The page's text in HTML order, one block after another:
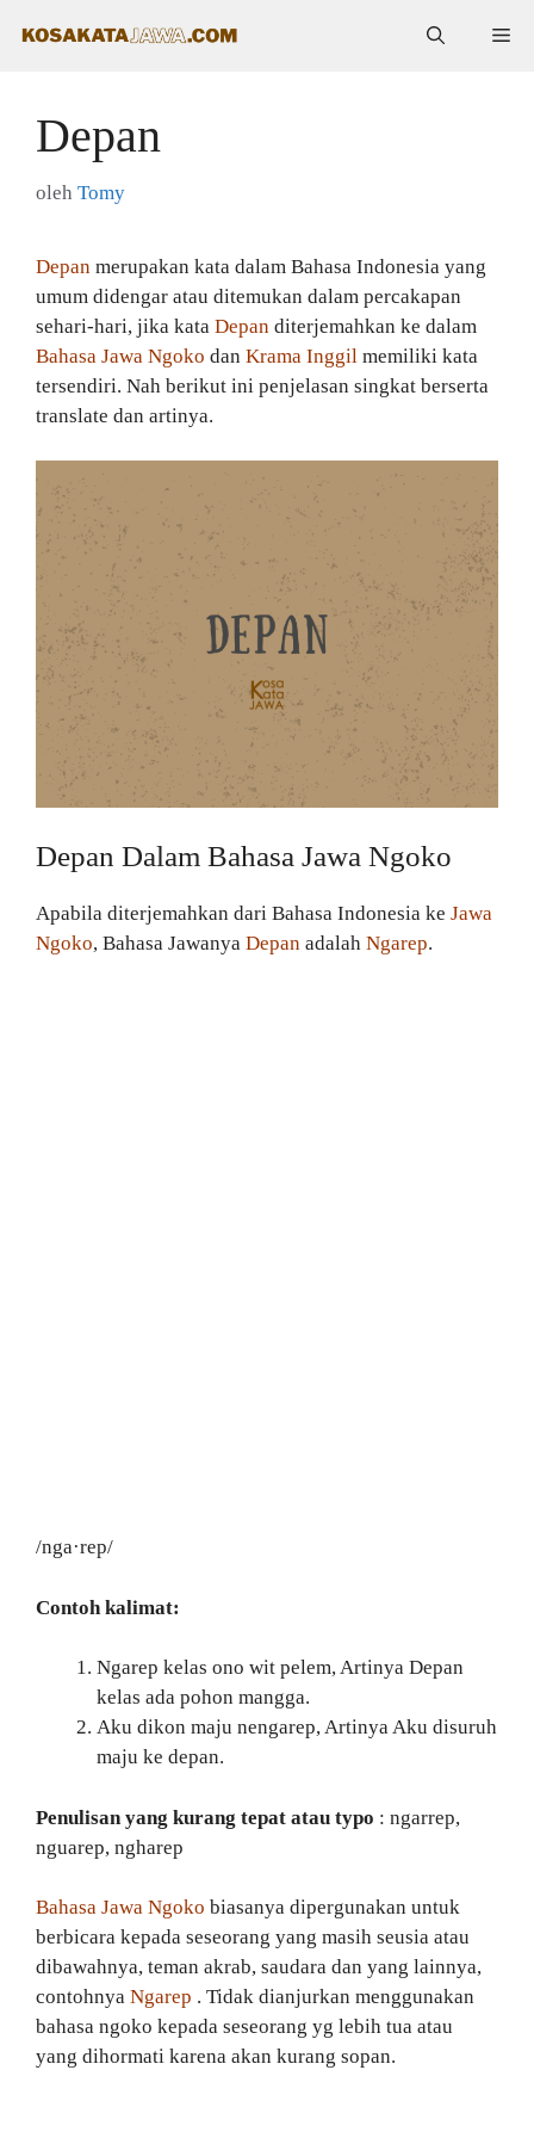
Depan
oleh Tomy
Depan merupakan kata dalam Bahasa Indonesia yang
umum didengar atau ditemukan dalam percakapan
sehari-hari, jika kata Depan diterjemahkan ke dalam
Bahasa Jawa Ngoko dan Krama Inggil memiliki kata
tersendiri. Nah berikut ini penjelasan singkat berserta
translate dan artinya.
Depan Dalam Bahasa Jawa Ngoko
Apabila diterjemahkan dari Bahasa Indonesia ke Jawa
Ngoko, Bahasa Jawanya Depan adalah Ngarep.
/nga·rep/
Contoh kalimat:
Ngarep kelas ono wit pelem, Artinya Depan
kelas ada pohon mangga.
Aku dikon maju nengarep, Artinya Aku disuruh
maju ke depan.
Penulisan yang kurang tepat atau typo : ngarrep,
nguarep, ngharep
Bahasa Jawa Ngoko biasanya dipergunakan untuk
berbicara kepada seseorang yang masih seusia atau
dibawahnya, teman akrab, saudara dan yang lainnya,
contohnya Ngarep . Tidak dianjurkan menggunakan
bahasa ngoko kepada seseorang yg lebih tua atau
yang dihormati karena akan kurang sopan.